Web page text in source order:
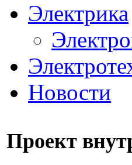
Электрика
Новости
Проект